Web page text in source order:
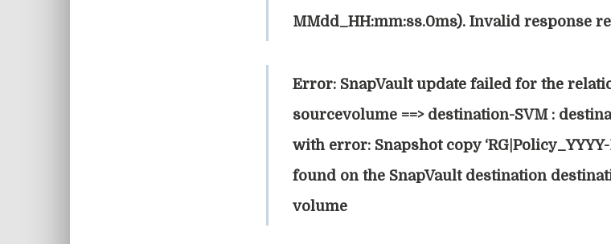
MMdd_HH:mm:ss.0ms). Invalid response
Error: SnapVault update failed for the
sourcevolume ==> destination-SVM :
with error: Snapshot copy
found on the SnapVault destination
volume